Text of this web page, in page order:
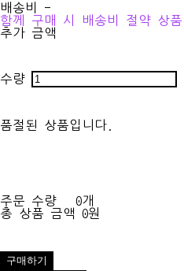
배송비 -
함께 구매 시 배송비 절약 상품
추가 금액
수량
품절된 상품입니다.
주문 수량
0개
총 상품 금액
0원
구매하기